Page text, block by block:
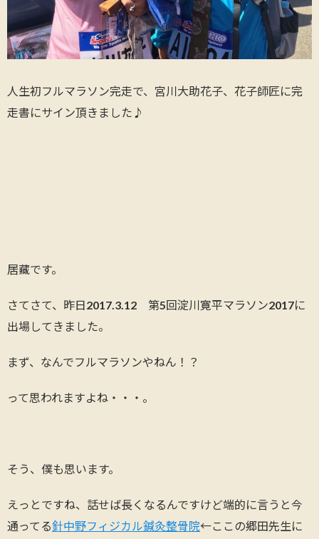
人生初フルマラソン完走で、宮川大助花子、花子師匠に完
走書にサイン頂きました♪
居藏です。
さてさて、昨日2017.3.12 第5回淀川寛平マラソン2017に
出場してきました。
まず、なんでフルマラソンやねん！？
って思われますよね・・・。
そう、僕も思います。
えっとですね、話せば長くなるんですけど端的に言うと今
通ってる針中野フィジカル鍼灸整骨院←ここの郷田先生に